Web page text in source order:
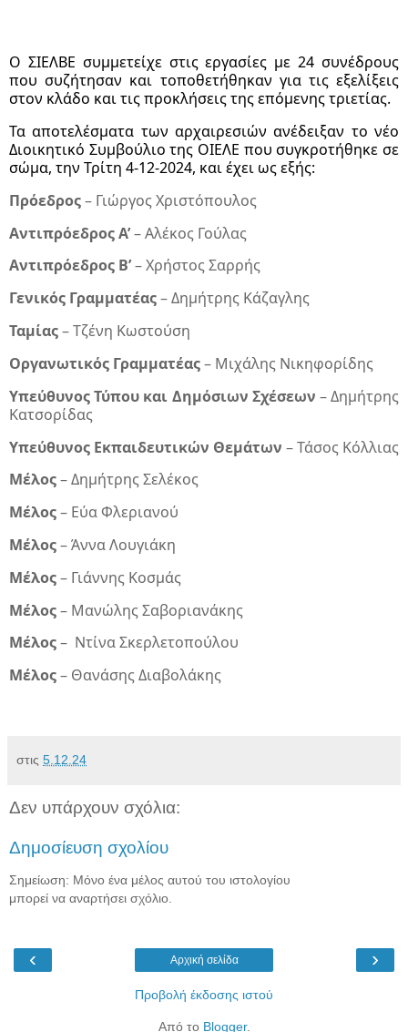
Ο ΣΙΕΛΒΕ συμμετείχε στις εργασίες με 24 συνέδρους
που συζήτησαν και τοποθετήθηκαν για τις εξελίξεις
στον κλάδο και τις προκλήσεις της επόμενης τριετίας.
Τα αποτελέσματα των αρχαιρεσιών ανέδειξαν το νέο
Διοικητικό Συμβούλιο της ΟΙΕΛΕ που συγκροτήθηκε σε
σώμα, την Τρίτη 4-12-2024, και έχει ως εξής:
Πρόεδρος– Γιώργος Χριστόπουλος
Αντιπρόεδρος Α’– Αλέκος Γούλας
Αντιπρόεδρος Β’– Χρήστος Σαρρής
Γενικός Γραμματέας– Δημήτρης Κάζαγλης
Ταμίας– Τζένη Κωστούση
Οργανωτικός Γραμματέας– Μιχάλης Νικηφορίδης
Υπεύθυνος Τύπου και Δημόσιων Σχέσεων – Δημήτρης
Κατσορίδας
Υπεύθυνος Εκπαιδευτικών Θεμάτων – Τάσος Κόλλιας
Μέλος– Δημήτρης Σελέκος
Μέλος– Εύα Φλεριανού
Μέλος– Άννα Λουγιάκη
Μέλος– Γιάννης Κοσμάς
Μέλος– Μανώλης Σαβοριανάκης
Μέλος– Ντίνα Σκερλετοπούλου
Μέλος– Θανάσης Διαβολάκης
στις 5.12.24
Δεν υπάρχουν σχόλια:
Δημοσίευση σχολίου
Σημείωση: Μόνο ένα μέλος αυτού του ιστολογίου
μπορεί να αναρτήσει σχόλιο.
‹ ›
Αρχική σελίδα
Προβολή έκδοσης ιστού
Από το Blogger.